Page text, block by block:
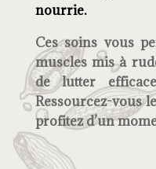
nourrie.
Ces soins vous
muscles mis à
de lutter
Ressourcez-vous
profitez d’un